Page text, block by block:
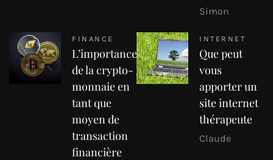
Simon
FINANCE
L’importance
de la crypto-
monnaie en
tant que
moyen de
transaction
financière
INTERNET
Que peut
vous
apporter un
site internet
thérapeute
Claude